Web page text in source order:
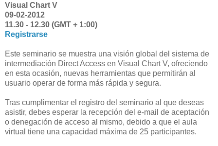
Visual Chart V
09-02-2012
11.30 - 12.30 (GMT + 1:00)
Registrarse
Este seminario se muestra una visión global del sistema de
intermediación Direct Access en Visual Chart V, ofreciendo
en esta ocasión, nuevas herramientas que permitirán al
usuario operar de forma más rápida y segura.
Tras cumplimentar el registro del seminario al que deseas
asistir, debes esperar la recepción del e-mail de aceptación
o denegación de acceso al mismo, debido a que el aula
virtual tiene una capacidad máxima de 25 participantes.